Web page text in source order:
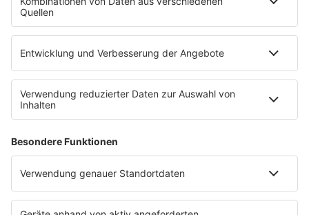
Empfang
barba radio App
Impressum
Datenschutz Facebook & Instagram
Datenschutzeinstellungen
Clubbedingungen
Werbung schalten
Waffel-Werbepartner
80s80s.de
90s90s.de
Schlagerplanetradio.com